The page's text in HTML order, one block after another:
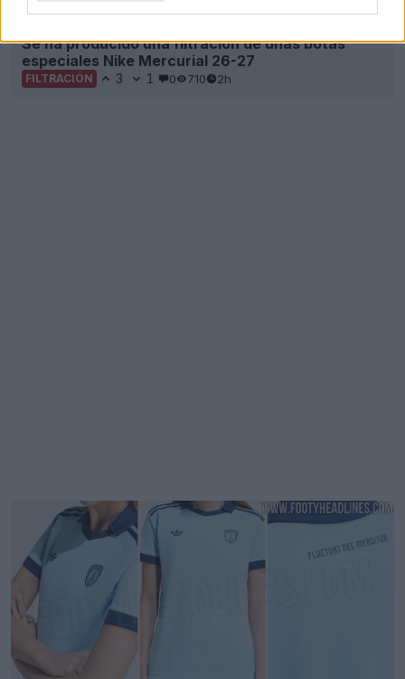
Se ha producido una filtración de unas botas
especiales Nike Mercurial 26-27
FILTRACIÓN 3 1 0 710 2h